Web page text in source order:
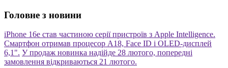
Головне з новини
iPhone 16e став частиною серії пристроїв з Apple Intelligence.
Смартфон отримав процесор A18, Face ID і OLED-дисплей
6,1". У продаж новинка надійде 28 лютого, попередні
замовлення відкриваються 21 лютого.